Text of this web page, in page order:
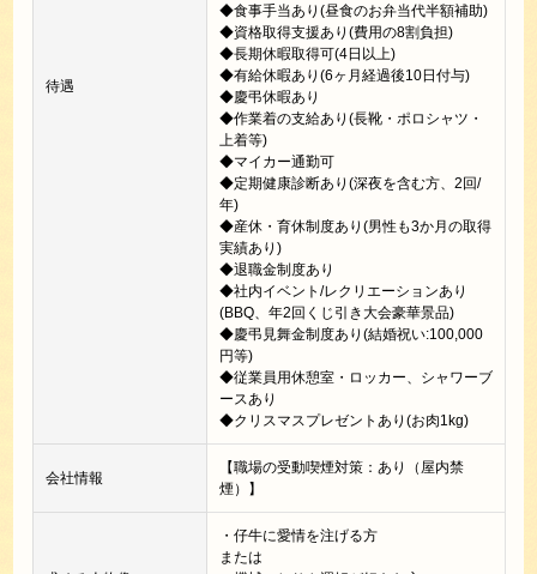
待遇
◆食事手当あり(昼食のお弁当代半額補助)
◆資格取得支援あり(費用の8割負担)
◆長期休暇取得可(4日以上)
◆有給休暇あり(6ヶ月経過後10日付与)
◆慶弔休暇あり
◆作業着の支給あり(長靴・ポロシャツ・
上着等)
◆マイカー通勤可
◆定期健康診断あり(深夜を含む方、2回/
年)
◆産休・育休制度あり(男性も3か月の取得
実績あり)
◆退職金制度あり
◆社内イベント/レクリエーションあり
(BBQ、年2回くじ引き大会豪華景品)
◆慶弔見舞金制度あり(結婚祝い:100,000
円等)
◆従業員用休憩室・ロッカー、シャワーブ
ースあり
◆クリスマスプレゼントあり(お肉1kg)
会社情報
【職場の受動喫煙対策：あり（屋内禁
煙）】
・仔牛に愛情を注げる方
または